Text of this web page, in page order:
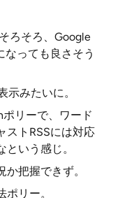
ろそろ、Google
なっても良さそう
示みたいに。
リーで、ワード
ストRSSには対応
いう感じ。
把握できず。
リー。